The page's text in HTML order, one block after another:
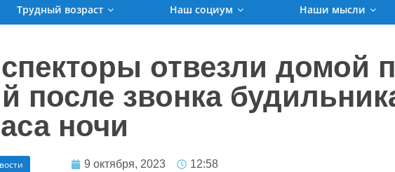
Трудный возраст Наш социум Наши мысли
отвезли домой
после звонка
ночи
9 октября, 2023 12:58